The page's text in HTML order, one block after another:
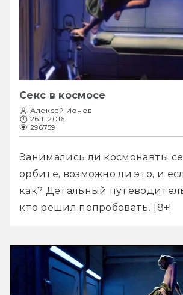
Секс в космосе
Алексей Ионов
26.11.2016
296759
Занимались ли космонавты
орбите, возможно ли это, и
как? Детальный
кто решил попробовать. 18+!